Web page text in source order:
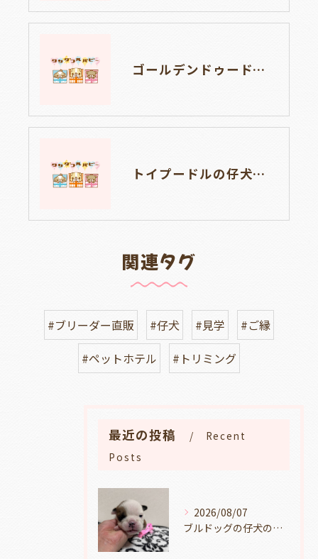
ゴールデンドゥードルの仔犬の見学が出来ます🐶🐶🐶岐阜県養老町のブリーダーワンダフルパピーです。
トイプードルの仔犬のお目目があいたよ👀🐶岐阜県養老町のブリーダーワンダフルパピーです。
関連タグ
#ブリーダー直販 #仔犬 #見学
#ご縁
#ペットホテル
#トリミング
最近の投稿
Recent
Posts
2026/08/07
ブルドッグの仔犬のお目目があきました👀💑🐶岐阜県養老町のブリーダーワンダフルパピーです。